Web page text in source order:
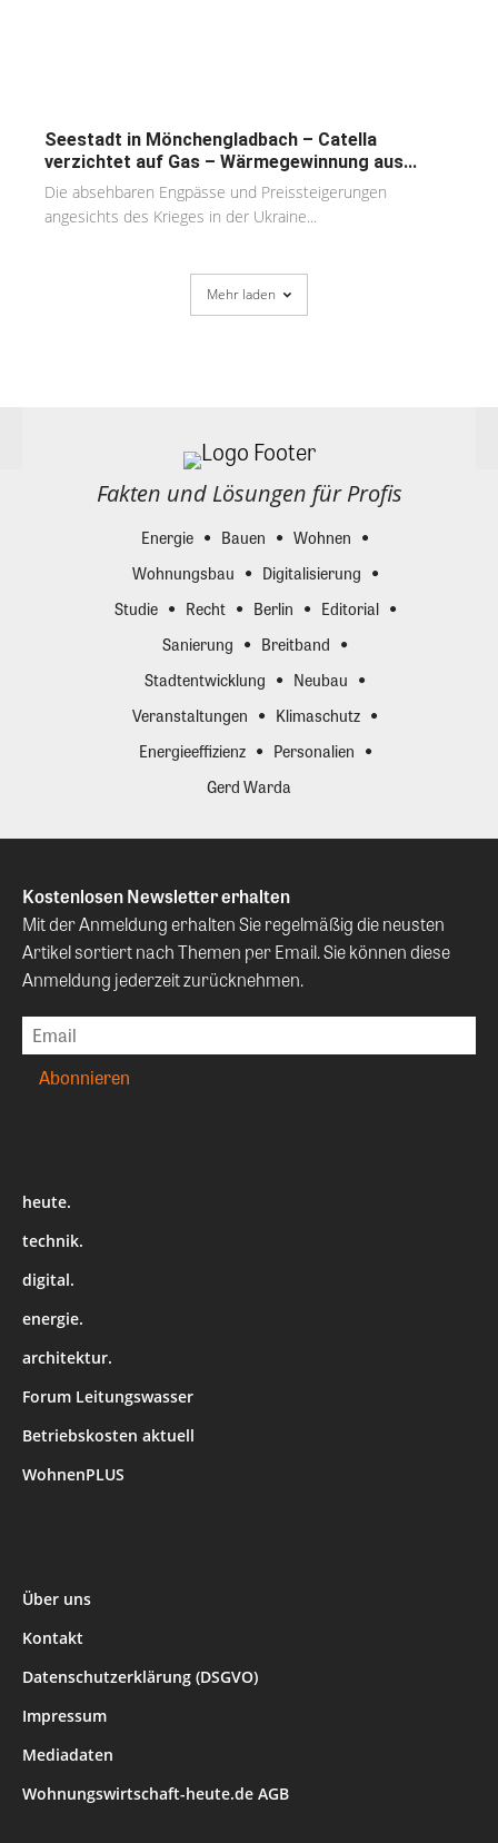
Seestadt in Mönchengladbach – Catella
verzichtet auf Gas – Wärmegewinnung aus...
Die absehbaren Engpässe und Preissteigerungen
angesichts des Krieges in der Ukraine...
Mehr laden
Fakten und Lösungen für Profis
Energie Bauen
Wohnen
Wohnungsbau
Digitalisierung
Studie
Recht Berlin
Editorial
Sanierung
Breitband
Stadtentwicklung
Neubau
Veranstaltungen
Klimaschutz
Energieeffizienz
Personalien
Gerd Warda
Kostenlosen Newsletter erhalten
Mit der Anmeldung erhalten Sie regelmäßig die neusten
Artikel sortiert nach Themen per Email. Sie können diese
Anmeldung jederzeit zurücknehmen.
heute.
technik.
digital.
energie.
architektur.
Forum Leitungswasser
Betriebskosten aktuell
WohnenPLUS
Über uns
Kontakt
Datenschutzerklärung (DSGVO)
Impressum
Mediadaten
Wohnungswirtschaft-heute.de AGB